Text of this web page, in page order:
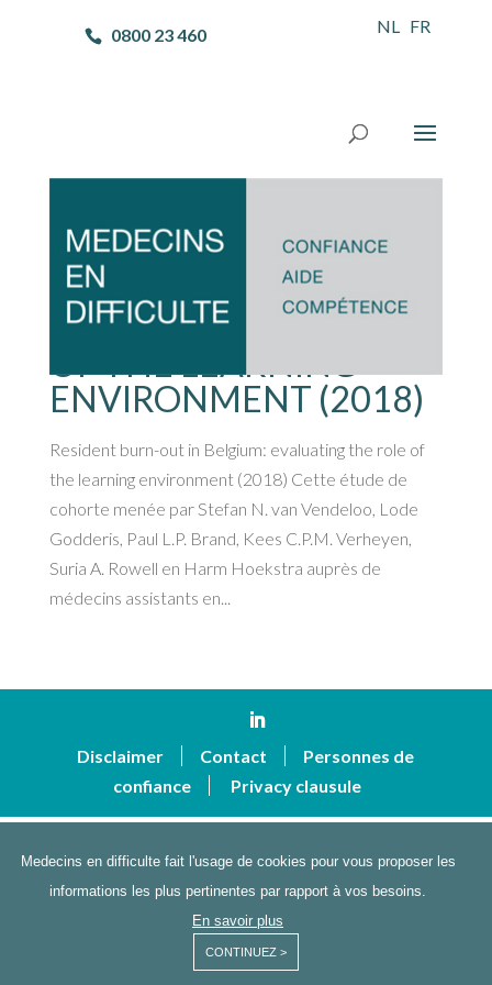
0800 23 460 NL FR
RESIDENT BURN-OUT
IN BELGIUM:
EVALUATING THE ROLE
OF THE LEARNING
ENVIRONMENT (2018)
Resident burn-out in Belgium: evaluating the role of
the learning environment (2018) Cette étude de
cohorte menée par Stefan N. van Vendeloo, Lode
Godderis, Paul L.P. Brand, Kees C.P.M. Verheyen,
Suria A. Rowell en Harm Hoekstra auprès de
médecins assistants en...
Disclaimer Contact
Personnes de
confiance
Privacy clausule
Medecins en difficulte fait l'usage de cookies pour vous proposer les
informations les plus pertinentes par rapport à vos besoins.
En savoir plus
CONTINUEZ